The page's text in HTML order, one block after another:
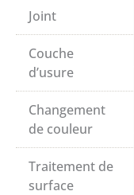
Joint
Couche
d’usure
Changement
de couleur
Traitement de
surface